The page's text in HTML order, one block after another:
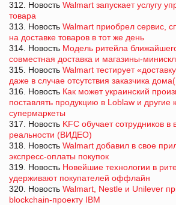
312. Новость Walmart запускает услугу
товара
313. Новость Walmart приобрел сервис,
на доставке товаров в тот же день
314. Новость Модель ритейла
совместная доставка и магазины-
315. Новость Walmart тестирует
даже в случае отсутствия заказчика
316. Новость Как может украинский
поставлять продукцию в Loblaw и другие
супермаркеты
317. Новость KFC обучает сотрудников в
реальности (ВИДЕО)
318. Новость Walmart добавил в свое
экспресс-оплаты покупок
319. Новость Новейшие технологии в
удерживают покупателей оффлайн
320. Новость Walmart, Nestle и Unilever
blockchain-проекту IBM